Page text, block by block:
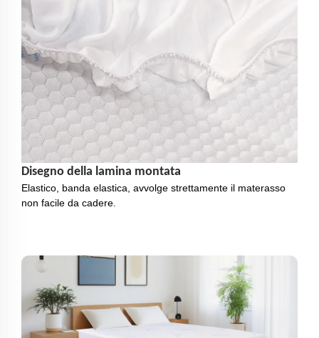
Disegno della lamina montata
Elastico, banda elastica, avvolge strettamente il materasso
non facile da cadere.